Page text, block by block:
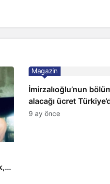
İmirzalıoğlu’nun
alacağı ücret
Gözünü 2 ilçeye dikti!
Magazin
9 ay önce